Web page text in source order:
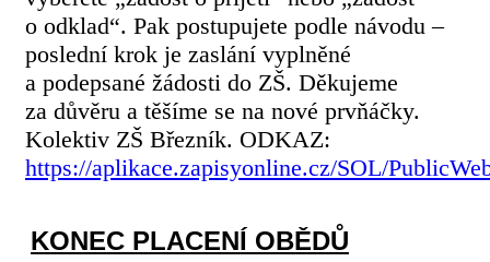
o odklad“. Pak postupujete podle návodu –
poslední krok je zaslání vyplněné
a podepsané žádosti do ZŠ. Děkujeme
za důvěru a těšíme se na nové prvňáčky.
Kolektiv ZŠ Březník. ODKAZ:
https://aplikace.zapisyonline.cz/SOL/
KONEC PLACENÍ OBĚDŮ